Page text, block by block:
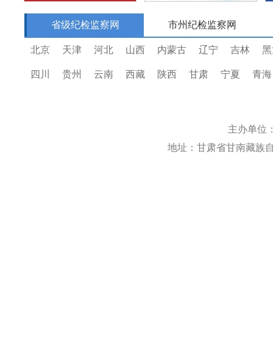
省级纪检监察网 市州纪检监察网
北京 天津 河北 山西 内蒙古 辽宁 吉林
四川 贵州 云南 西藏 陕西 甘肃 宁夏 青海
主办单位
地址：甘肃省甘南藏族